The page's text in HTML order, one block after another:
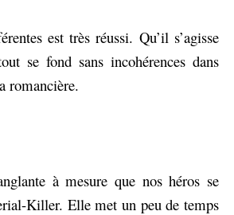
est très réussi. Qu’il s’agisse
se fond sans incohérences dans
romancière.
à mesure que nos héros se
Killer. Elle met un peu de temps